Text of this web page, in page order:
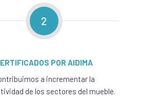
2
POR AIDIMA
a incrementar la
de los sectores del mueble.